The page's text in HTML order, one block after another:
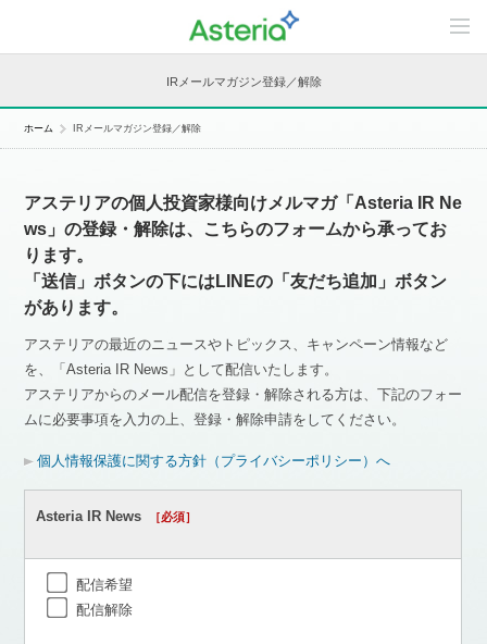
C
n
n
e
IRメールマガジン登録／解除
ホーム IRメールマガジン登録／解除
アステリアの個人投資家様向けメルマガ「Asteria IR Ne
ws」の登録・解除は、こちらのフォームから承ってお
ります。
「送信」ボタンの下にはLINEの「友だち追加」ボタン
があります。
アステリアの最近のニュースやトピックス、キャンペーン情報など
を、「Asteria IR News」として配信いたします。
アステリアからのメール配信を登録・解除される方は、下記のフォー
ムに必要事項を入力の上、登録・解除申請をしてください。
個人情報保護に関する方針（プライバシーポリシー）へ
Asteria IR News ［必須］
配信希望
配信解除